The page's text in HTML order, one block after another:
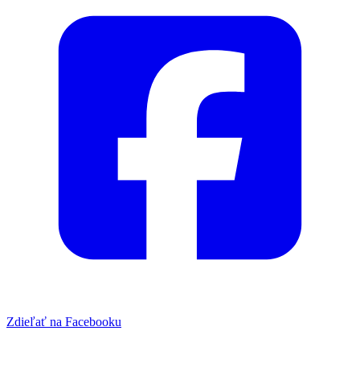
Zdieľať na Facebooku